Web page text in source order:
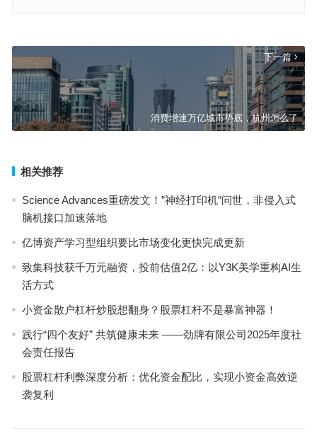
下一篇
消费增速万亿城市垫底，杭州怎么了
相关推荐
Science Advances重磅发文！”神经打印机”问世，非侵入式
脑机接口加速落地
亿博资产学习型组织要比市场变化更快完成更新
致集科技获千万元融资，投前估值2亿：以Y3K美学重构AI生
活方式
小资金散户杠杆炒股想翻身？股票杠杆不是暴富神器！
践行“四个友好” 共筑健康未来 ——劲牌有限公司2025年度社
会责任报告
股票杠杆利弊深度分析：优化资金配比，实现小资金高效逆
袭复利